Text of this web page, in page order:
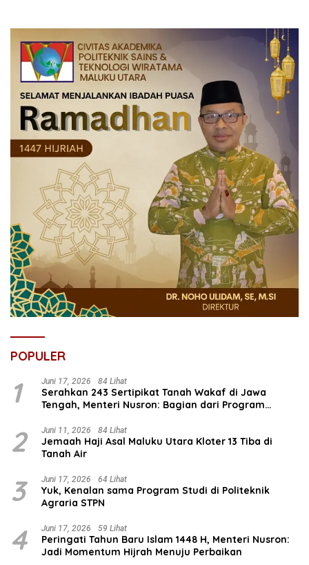
POPULER
1 Juni 17, 2026 84 Lihat
Serahkan 243 Sertipikat Tanah Wakaf di Jawa
Tengah, Menteri Nusron: Bagian dari Program
Umat
2 Juni 11, 2026 84 Lihat
Jemaah Haji Asal Maluku Utara Kloter 13 Tiba di
Tanah Air
3 Juni 17, 2026 64 Lihat
Yuk, Kenalan sama Program Studi di Politeknik
Agraria STPN
4 Juni 17, 2026 59 Lihat
Peringati Tahun Baru Islam 1448 H, Menteri Nusron:
Jadi Momentum Hijrah Menuju Perbaikan